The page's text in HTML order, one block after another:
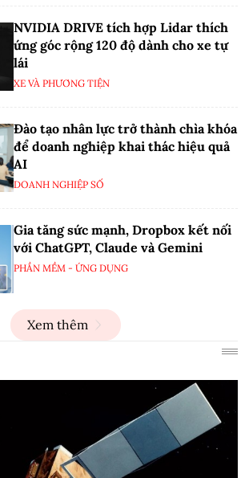
NVIDIA DRIVE tích hợp Lidar thích
ứng góc rộng 120 độ dành cho xe tự
lái
XE VÀ PHƯƠNG TIỆN
Đào tạo nhân lực trở thành chìa khóa
để doanh nghiệp khai thác hiệu quả
AI
DOANH NGHIỆP SỐ
Gia tăng sức mạnh, Dropbox kết nối
với ChatGPT, Claude và Gemini
PHẦN MỀM - ỨNG DỤNG
Xem thêm